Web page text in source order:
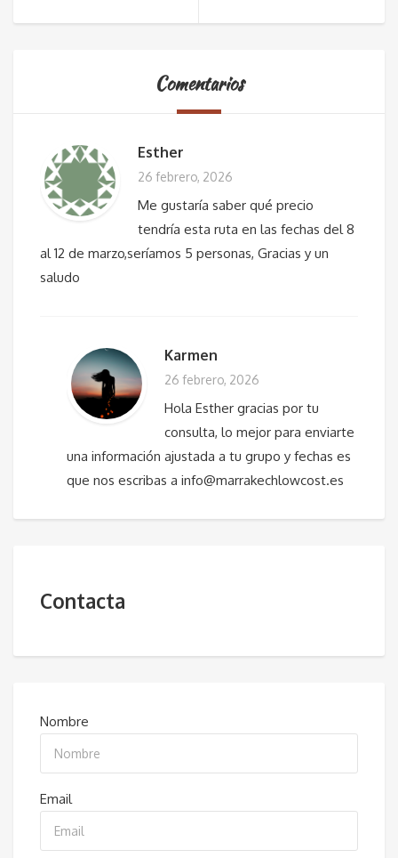
Comentarios
Esther
26 febrero, 2026
Me gustaría saber qué precio
tendría esta ruta en las fechas del 8
al 12 de marzo,seríamos 5 personas, Gracias y un
saludo
Karmen
26 febrero, 2026
Hola Esther gracias por tu
consulta, lo mejor para enviarte
una información ajustada a tu grupo y fechas es
que nos escribas a info@marrakechlowcost.es
Contacta
Nombre
Email